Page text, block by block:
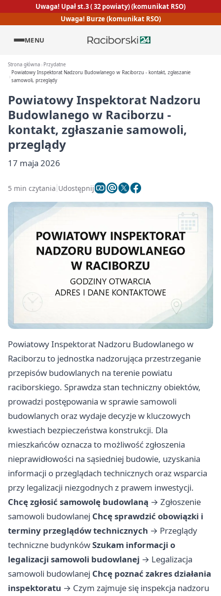
Uwaga! Upał st.3 ( 32 powiaty) (komunikat RSO)
Uwaga! Burze (komunikat RSO)
MENU
Strona główna
Przydatne
Powiatowy Inspektorat Nadzoru Budowlanego w Raciborzu - kontakt, zgłaszanie
samowoli, przeglądy
Powiatowy Inspektorat Nadzoru
Budowlanego w Raciborzu -
kontakt, zgłaszanie samowoli,
przeglądy
17 maja 2026
5 min czytania Udostępnij
Powiatowy Inspektorat Nadzoru Budowlanego w
Raciborzu to jednostka nadzorująca przestrzeganie
przepisów budowlanych na terenie powiatu
raciborskiego. Sprawdza stan techniczny obiektów,
prowadzi postępowania w sprawie samowoli
budowlanych oraz wydaje decyzje w kluczowych
kwestiach bezpieczeństwa konstrukcji. Dla
mieszkańców oznacza to możliwość zgłoszenia
nieprawidłowości na sąsiedniej budowie, uzyskania
informacji o przeglądach technicznych oraz wsparcia
przy legalizacji niezgodnych z prawem inwestycji.
Chcę zgłosić samowolę budowlaną → Zgłoszenie
samowoli budowlanej Chcę sprawdzić obowiązki i
terminy przeglądów technicznych → Przeglądy
techniczne budynkówSzukam informacji o
legalizacji samowoli budowlanej → Legalizacja
samowoli budowlanej Chcę poznać zakres działania
inspektoratu → Czym zajmuje się inspekcja nadzoru